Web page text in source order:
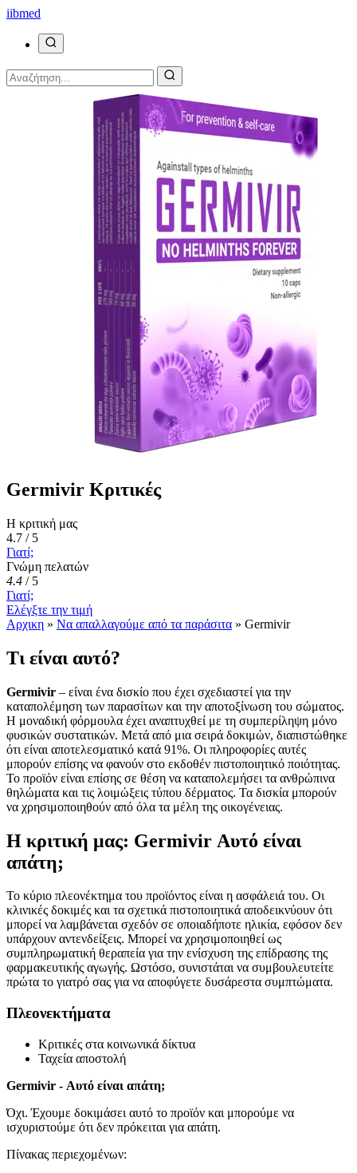
iibmed
Germivir Κριτικές
Η κριτική μας
4.7 / 5
Γιατί;
Γνώμη πελατών
4.4 / 5
Γιατί;
Ελέγξτε την τιμή
Αρχικη » Να απαλλαγούμε από τα παράσιτα » Germivir
Τι είναι αυτό?
Germivir – είναι ένα δισκίο που έχει σχεδιαστεί για την
καταπολέμηση των παρασίτων και την αποτοξίνωση του σώματος.
Η μοναδική φόρμουλα έχει αναπτυχθεί με τη συμπερίληψη μόνο
φυσικών συστατικών. Μετά από μια σειρά δοκιμών, διαπιστώθηκε
ότι είναι αποτελεσματικό κατά 91%. Οι πληροφορίες αυτές
μπορούν επίσης να φανούν στο εκδοθέν πιστοποιητικό ποιότητας.
Το προϊόν είναι επίσης σε θέση να καταπολεμήσει τα ανθρώπινα
θηλώματα και τις λοιμώξεις τύπου δέρματος. Τα δισκία μπορούν
να χρησιμοποιηθούν από όλα τα μέλη της οικογένειας.
Η κριτική μας: Germivir Αυτό είναι
απάτη;
Το κύριο πλεονέκτημα του προϊόντος είναι η ασφάλειά του. Οι
κλινικές δοκιμές και τα σχετικά πιστοποιητικά αποδεικνύουν ότι
μπορεί να λαμβάνεται σχεδόν σε οποιαδήποτε ηλικία, εφόσον δεν
υπάρχουν αντενδείξεις. Μπορεί να χρησιμοποιηθεί ως
συμπληρωματική θεραπεία για την ενίσχυση της επίδρασης της
φαρμακευτικής αγωγής. Ωστόσο, συνιστάται να συμβουλευτείτε
πρώτα το γιατρό σας για να αποφύγετε δυσάρεστα συμπτώματα.
Πλεονεκτήματα
Κριτικές στα κοινωνικά δίκτυα
Ταχεία αποστολή
Germivir - Αυτό είναι απάτη;
Όχι. Έχουμε δοκιμάσει αυτό το προϊόν και μπορούμε να
ισχυριστούμε ότι δεν πρόκειται για απάτη.
Πίνακας περιεχομένων: